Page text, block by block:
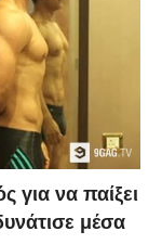
για να παίξει
μέσα